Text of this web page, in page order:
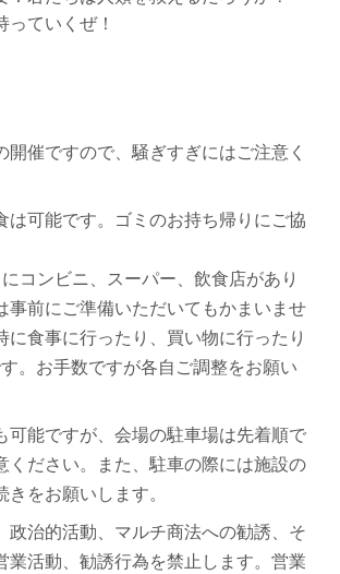
っていくぜ！
開催ですので、騒ぎすぎにはご注意く
は可能です。ゴミのお持ち帰りにご協
コンビニ、スーパー、飲食店があり
事前にご準備いただいてもかまいませ
に食事に行ったり、買い物に行ったり
。お手数ですが各自ご調整をお願い
可能ですが、会場の駐車場は先着順で
ください。また、駐車の際には施設の
きをお願いします。
政治的活動、マルチ商法への勧誘、そ
業活動、勧誘行為を禁止します。営業